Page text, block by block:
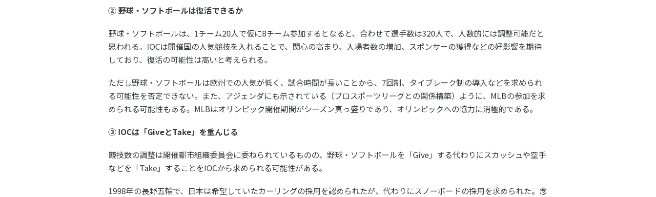
② 野球・ソフトボールは復活できるか
野球・ソフトボールは、1チーム20人で仮に8チーム参加するとなると、合わせて選手数は320人で、人数的には調整可能だと
思われる。IOCは開催国の人気競技を入れることで、関心の高まり、入場者数の増加、スポンサーの獲得などの好影響を期待
しており、復活の可能性は高いと考えられる。
ただし野球・ソフトボールは欧州での人気が低く、試合時間が長いことから、7回制、タイブレーク制の導入などを求められ
る可能性を否定できない。また、アジェンダにも示されている（プロスポーツリーグとの関係構築）ように、MLBの参加を求
められる可能性もある。MLBはオリンピック開催期間がシーズン真っ盛りであり、オリンピックへの協力に消極的である。
③ IOCは「GiveとTake」を重んじる
競技数の調整は開催都市組織委員会に委ねられているものの、野球・ソフトボールを「Give」する代わりにスカッシュや空手
などを「Take」することをIOCから求められる可能性がある。
1998年の長野五輪で、日本は希望していたカーリングの採用を認められたが、代わりにスノーボードの採用を求められた。念